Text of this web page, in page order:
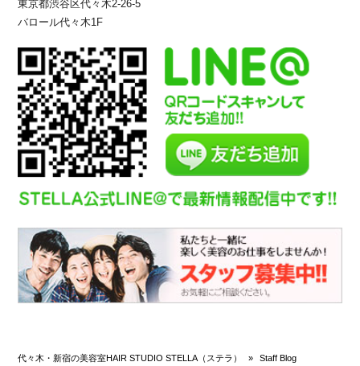
東京都渋谷区代々木2-26-5
バロール代々木1F
代々木・新宿の美容室HAIR STUDIO STELLA（ステラ） » Staff Blog